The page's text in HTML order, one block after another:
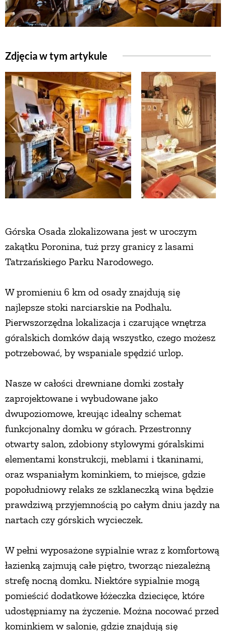
Zdjęcia w tym artykule
Górska Osada zlokalizowana jest w uroczym
zakątku Poronina, tuż przy granicy z lasami
Tatrzańskiego Parku Narodowego.
W promieniu 6 km od osady znajdują się
najlepsze stoki narciarskie na Podhalu.
Pierwszorzędna lokalizacja i czarujące wnętrza
góralskich domków dają wszystko, czego możesz
potrzebować, by wspaniale spędzić urlop.
Nasze w całości drewniane domki zostały
zaprojektowane i wybudowane jako
dwupoziomowe, kreując idealny schemat
funkcjonalny domku w górach. Przestronny
otwarty salon, zdobiony stylowymi góralskimi
elementami konstrukcji, meblami i tkaninami,
oraz wspaniałym kominkiem, to miejsce, gdzie
popołudniowy relaks ze szklaneczką wina będzie
prawdziwą przyjemnością po całym dniu jazdy na
nartach czy górskich wycieczek.
W pełni wyposażone sypialnie wraz z komfortową
łazienką zajmują całe piętro, tworząc niezależną
strefę nocną domku. Niektóre sypialnie mogą
pomieścić dodatkowe łóżeczka dziecięce, które
udostępniamy na życzenie. Można nocować przed
kominkiem w salonie, gdzie znajdują się